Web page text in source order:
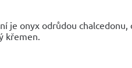
je onyx odrůdou chalcedonu,
křemen.